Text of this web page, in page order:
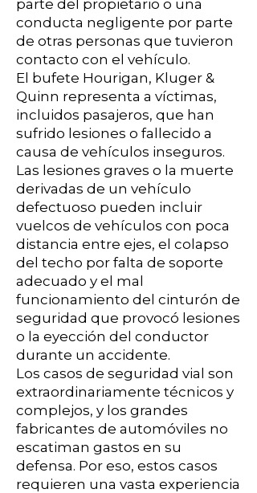
parte del propietario o una
conducta negligente por parte
de otras personas que tuvieron
contacto con el vehículo.
El bufete Hourigan, Kluger &
Quinn representa a víctimas,
incluidos pasajeros, que han
sufrido lesiones o fallecido a
causa de vehículos inseguros.
Las lesiones graves o la muerte
derivadas de un vehículo
defectuoso pueden incluir
vuelcos de vehículos con poca
distancia entre ejes, el colapso
del techo por falta de soporte
adecuado y el mal
funcionamiento del cinturón de
seguridad que provocó lesiones
o la eyección del conductor
durante un accidente.
Los casos de seguridad vial son
extraordinariamente técnicos y
complejos, y los grandes
fabricantes de automóviles no
escatiman gastos en su
defensa. Por eso, estos casos
requieren una vasta experiencia